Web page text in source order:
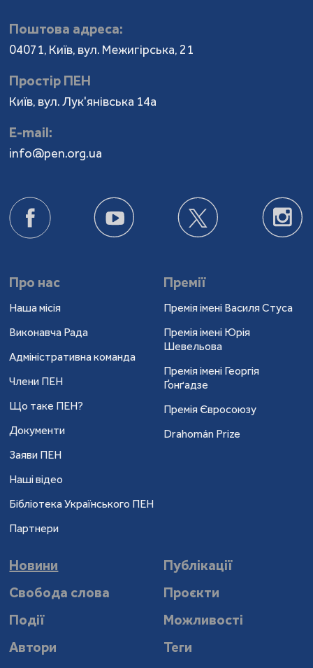
Поштова адреса:
04071, Київ, вул. Межигірська, 21
Простір ПЕН
Київ, вул. Лук'янівська 14а
Е-mail:
info@pen.org.ua
Про нас
Наша місія
Виконавча Рада
Адміністративна команда
Члени ПЕН
Що таке ПЕН?
Документи
Заяви ПЕН
Наші відео
Бібліотека Українського ПЕН
Партнери
Премії
Премія імені Василя Стуса
Премія імені Юрія
Шевельова
Премія імені Георгія
Ґонґадзе
Премія Євросоюзу
Drahomán Prize
Новини
Публікації
Свобода слова
Проєкти
Події
Можливості
Автори
Теги